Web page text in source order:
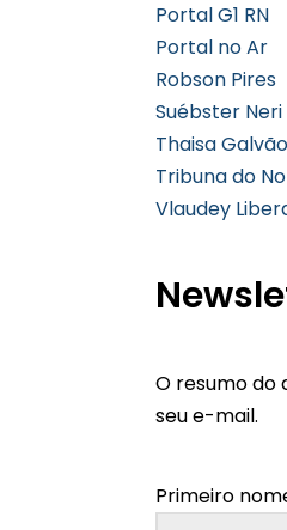
Portal G1 RN
Portal no Ar
Robson Pires
Suébster Neri
Thaisa Galvão
Tribuna do
Vlaudey
O resumo do
seu e-mail.
Primeiro